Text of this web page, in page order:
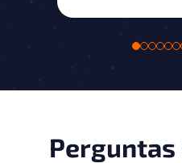
Perguntas